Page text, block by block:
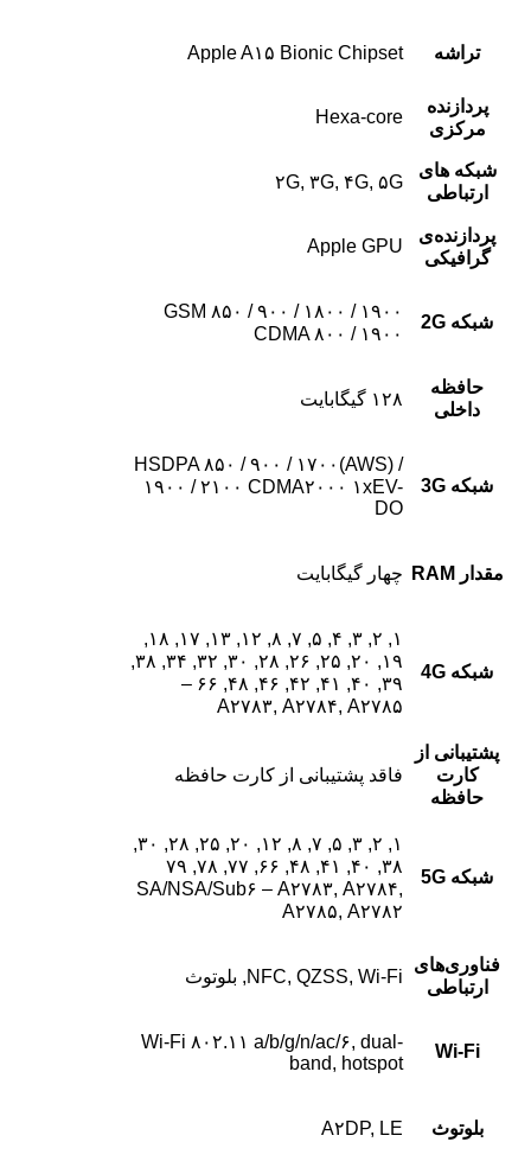
تراشه Apple A۱۵ Bionic Chipset
پردازنده‌
مرکزی
Hexa-core
شبکه های
ارتباطی
۲G, ۳G, ۴G, ۵G
پردازنده‌ی
گرافیکی
Apple GPU
شبکه 2G
GSM ۸۵۰ / ۹۰۰ / ۱۸۰۰ / ۱۹۰۰
CDMA ۸۰۰ / ۱۹۰۰
حافظه
داخلی
۱۲۸ گیگابایت
شبکه 3G
HSDPA ۸۵۰ / ۹۰۰ / ۱۷۰۰(AWS) /
۱۹۰۰ / ۲۱۰۰ CDMA۲۰۰۰ ۱xEV-
DO
مقدار RAM چهار گیگابایت
شبکه 4G
۱, ۲, ۳, ۴, ۵, ۷, ۸, ۱۲, ۱۳, ۱۷, ۱۸,
۱۹, ۲۰, ۲۵, ۲۶, ۲۸, ۳۰, ۳۲, ۳۴, ۳۸,
۳۹, ۴۰, ۴۱, ۴۲, ۴۶, ۴۸, ۶۶ –
A۲۷۸۳, A۲۷۸۴, A۲۷۸۵
پشتیبانی از
کارت
حافظه
فاقد پشتیبانی از کارت حافظه
شبکه 5G
۱, ۲, ۳, ۵, ۷, ۸, ۱۲, ۲۰, ۲۵, ۲۸, ۳۰,
۳۸, ۴۰, ۴۱, ۴۸, ۶۶, ۷۷, ۷۸, ۷۹
SA/NSA/Sub۶ – A۲۷۸۳, A۲۷۸۴,
A۲۷۸۵, A۲۷۸۲
فناوری‌های
ارتباطی
NFC, QZSS, Wi-Fi, بلوتوث
Wi-Fi
Wi-Fi ۸۰۲.۱۱ a/b/g/n/ac/۶, dual-
band, hotspot
بلوتوث A۲DP, LE